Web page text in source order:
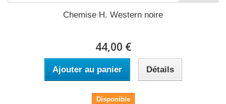
Chemise H. Western noire
44,00 €
Ajouter au panier Détails
Disponible